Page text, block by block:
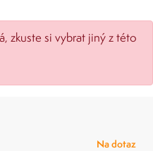
zkuste si vybrat jiný z této
Na dotaz